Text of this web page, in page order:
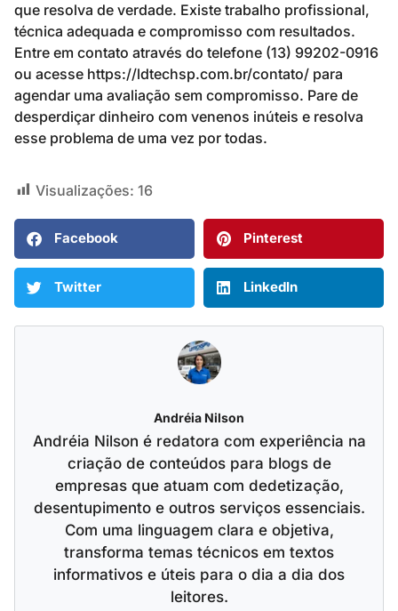
que resolva de verdade. Existe trabalho profissional,
técnica adequada e compromisso com resultados.
Entre em contato através do telefone (13) 99202-0916
ou acesse https://ldtechsp.com.br/contato/ para
agendar uma avaliação sem compromisso. Pare de
desperdiçar dinheiro com venenos inúteis e resolva
esse problema de uma vez por todas.
Visualizações: 16
Facebook Pinterest
Twitter LinkedIn
Andréia Nilson
Andréia Nilson é redatora com experiência na
criação de conteúdos para blogs de
empresas que atuam com dedetização,
desentupimento e outros serviços essenciais.
Com uma linguagem clara e objetiva,
transforma temas técnicos em textos
informativos e úteis para o dia a dia dos
leitores.